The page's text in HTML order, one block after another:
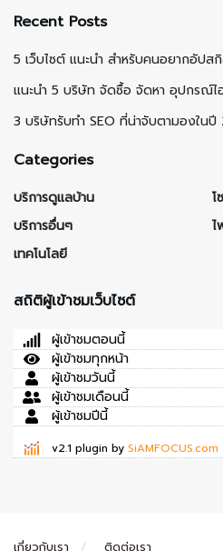
Recent Posts
5 เว็บไซต์ แนะนำ สำหรับคนอยากอัปส
แนะนำ 5 บริษัท จัดซื้อ จัดหา อุปกรณ์
3 บริษัทรับทำ SEO ที่น่าจับตามองใน
Categories
บริการดูแลบ้าน
บริการอื่นๆ
เทคโนโลยี
โ
ไ
สถิติผู้เข้าชมเว็บไซต์
ผู้เข้าชมตอนนี้
ผู้เข้าชมทุกหน้า
ผู้เข้าชมวันนี้
ผู้เข้าชมเดือนนี้
ผู้เข้าชมปีนี้
v2.1 plugin by SiAMFOCUS.com
เกี่ยวกับเรา ติดต่อเรา